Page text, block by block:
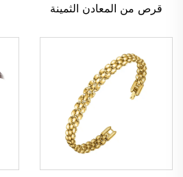
قرص من المعادن الثمينة